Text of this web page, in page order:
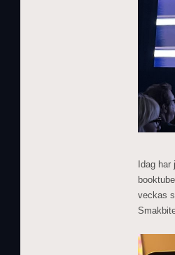
Idag har
veckas